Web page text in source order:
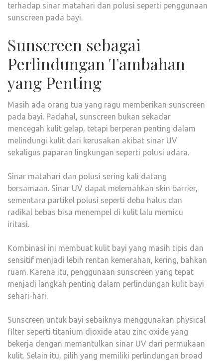
terhadap sinar matahari dan polusi seperti penggunaan
sunscreen pada bayi.
Sunscreen sebagai
Perlindungan Tambahan
yang Penting
Masih ada orang tua yang ragu memberikan sunscreen
pada bayi. Padahal, sunscreen bukan sekadar
mencegah kulit gelap, tetapi berperan penting dalam
melindungi kulit dari kerusakan akibat sinar UV
sekaligus paparan lingkungan seperti polusi udara.
Sinar matahari dan polusi sering kali datang
bersamaan. Sinar UV dapat melemahkan skin barrier,
sementara partikel polusi seperti debu halus dan
radikal bebas bisa menempel di kulit lalu memicu
iritasi.
Kombinasi ini membuat kulit bayi yang masih tipis dan
sensitif menjadi lebih rentan kemerahan, kering, bahkan
ruam. Karena itu, penggunaan sunscreen yang tepat
menjadi langkah penting dalam perlindungan kulit bayi
sehari-hari.
Sunscreen untuk bayi sebaiknya menggunakan physical
filter seperti titanium dioxide atau zinc oxide yang
bekerja dengan memantulkan sinar UV dari permukaan
kulit. Selain itu, pilih yang memiliki perlindungan broad